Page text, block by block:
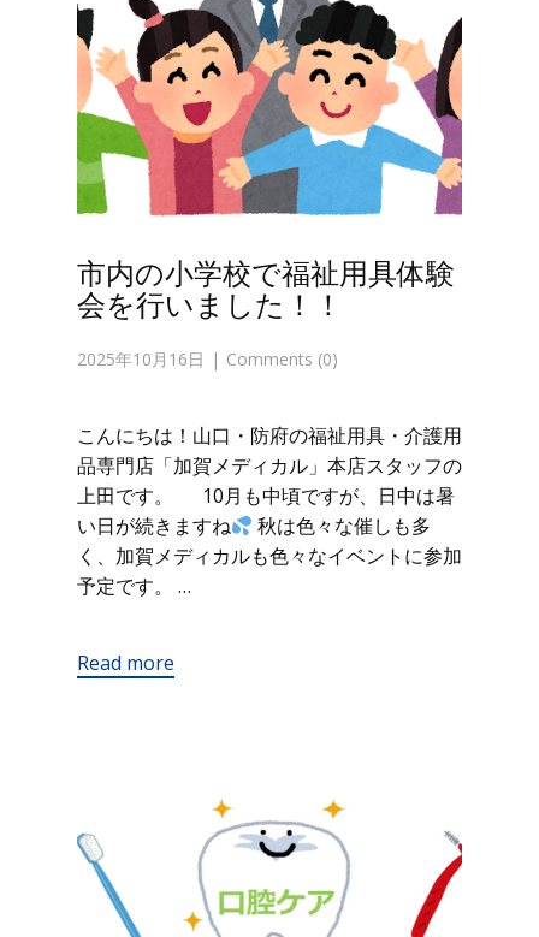
市内の小学校で福祉用具体験
会を行いました！！
2025年10月16日 Comments (0)
こんにちは！山口・防府の福祉用具・介護用
品専門店「加賀メディカル」本店スタッフの
上田です。 10月も中頃ですが、日中は暑
い日が続きますね
秋は色々な催しも多
く、加賀メディカルも色々なイベントに参加
予定です。 …
Read more